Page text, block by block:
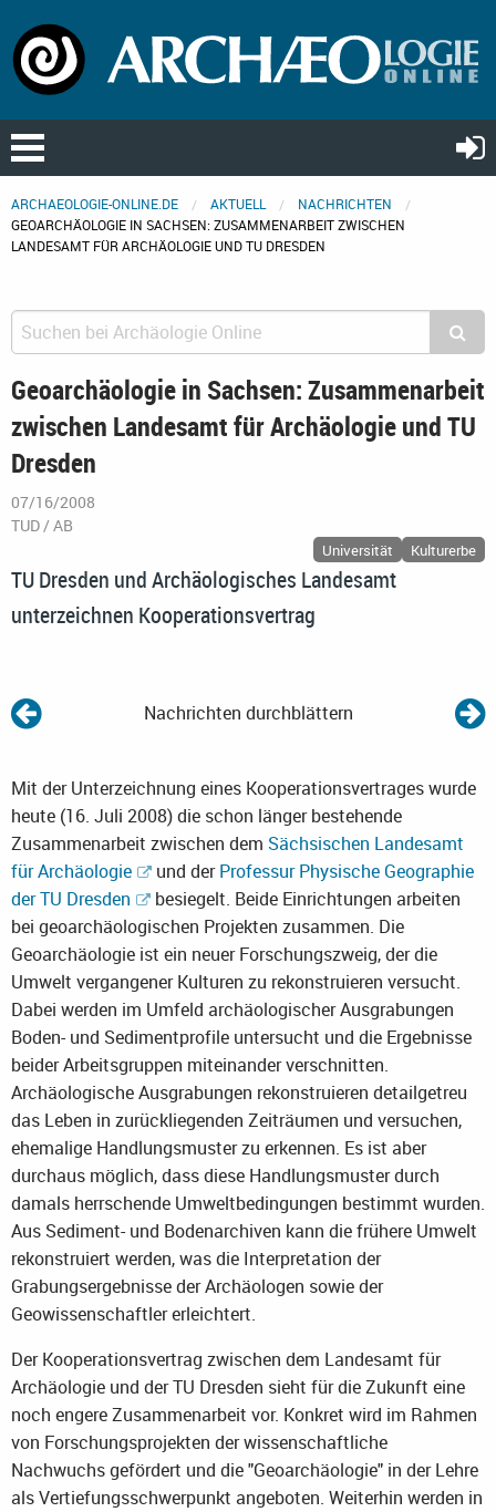
ARCHAEOLOGIE-ONLINE.DE AKTUELL
NACHRICHTEN
GEOARCHÄOLOGIE IN SACHSEN: ZUSAMMENARBEIT ZWISCHEN
LANDESAMT FÜR ARCHÄOLOGIE UND TU DRESDEN
Geoarchäologie in Sachsen: Zusammenarbeit
zwischen Landesamt für Archäologie und TU
Dresden
07/16/2008
TUD / AB
Universität Kulturerbe
TU Dresden und Archäologisches Landesamt
unterzeichnen Kooperationsvertrag
Nachrichten durchblättern
Mit der Unterzeichnung eines Kooperationsvertrages wurde
heute (16. Juli 2008) die schon länger bestehende
Zusammenarbeit zwischen dem Sächsischen Landesamt
für Archäologie
und derProfessur Physische Geographie
der TU Dresden
besiegelt. Beide Einrichtungen arbeiten
bei geoarchäologischen Projekten zusammen. Die
Geoarchäologie ist ein neuer Forschungszweig, der die
Umwelt vergangener Kulturen zu rekonstruieren versucht.
Dabei werden im Umfeld archäologischer Ausgrabungen
Boden- und Sedimentprofile untersucht und die Ergebnisse
beider Arbeitsgruppen miteinander verschnitten.
Archäologische Ausgrabungen rekonstruieren detailgetreu
das Leben in zurückliegenden Zeiträumen und versuchen,
ehemalige Handlungsmuster zu erkennen. Es ist aber
durchaus möglich, dass diese Handlungsmuster durch
damals herrschende Umweltbedingungen bestimmt wurden.
Aus Sediment- und Bodenarchiven kann die frühere Umwelt
rekonstruiert werden, was die Interpretation der
Grabungsergebnisse der Archäologen sowie der
Geowissenschaftler erleichtert.
Der Kooperationsvertrag zwischen dem Landesamt für
Archäologie und der TU Dresden sieht für die Zukunft eine
noch engere Zusammenarbeit vor. Konkret wird im Rahmen
von Forschungsprojekten der wissenschaftliche
Nachwuchs gefördert und die "Geoarchäologie" in der Lehre
als Vertiefungsschwerpunkt angeboten. Weiterhin werden in